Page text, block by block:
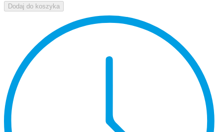
Dodaj do koszyka